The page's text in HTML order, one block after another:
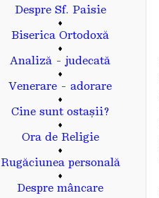
Despre Sf. Paisie
♦
Biserica Ortodoxă
♦
Analiză - judecată
♦
Venerare - adorare
♦
Cine sunt ostașii?
♦
Ora de Religie
♦
Rugăciunea personală
♦
Despre mâncare